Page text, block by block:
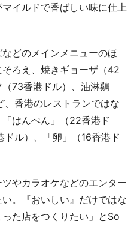
イルドで香ばしい味に仕上
どのメインメニューのほ
ろえ、焼きギョーザ（42
73香港ドル）、油淋鷄
、香港のレストランではな
はんぺん」（22香港ド
ル）、「卵」（16香港ド
やカラオケなどのエンター
。『おいしい』だけではな
た店をつくりたい」とSo